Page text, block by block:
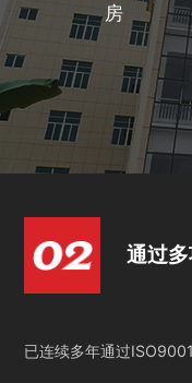
房
通过
已连续多年通过